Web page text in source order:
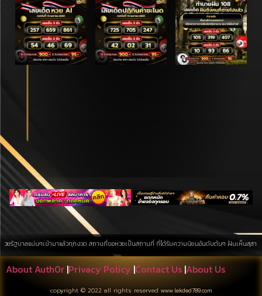
ม่นๆเข้ามาแล้วทุกงวด สถานที่ขอหวยเป็นสถานที่ ที่ได้รับความนิยมอันดับต้นๆ ฝันเห็นสุสาน กา
About Auth0r |Privacy Policy|Contact Us |About Us
copyright © 2022 all rights reserved www.lekded789.com